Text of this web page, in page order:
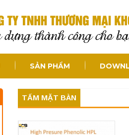
SẢN PHẨM
TẤM MẶT BÀN